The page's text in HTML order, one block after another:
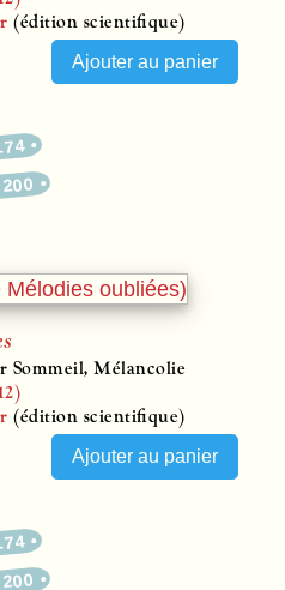
(édition scientifique)
200
Sommeil, Mélancolie
(édition scientifique)
200